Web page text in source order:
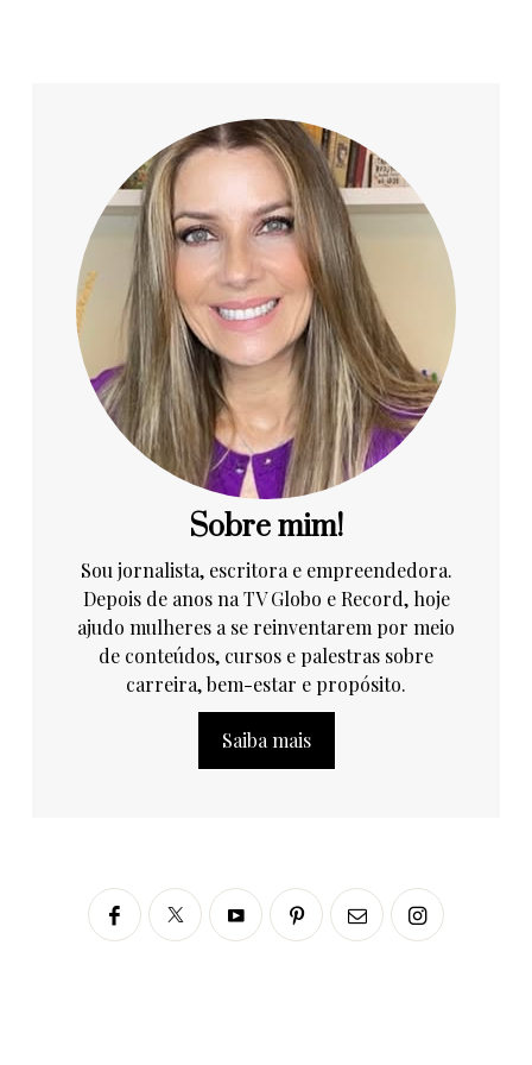
Sobre mim!
Sou jornalista, escritora e empreendedora.
Depois de anos na TV Globo e Record, hoje
ajudo mulheres a se reinventarem por meio
de conteúdos, cursos e palestras sobre
carreira, bem-estar e propósito.
Saiba mais